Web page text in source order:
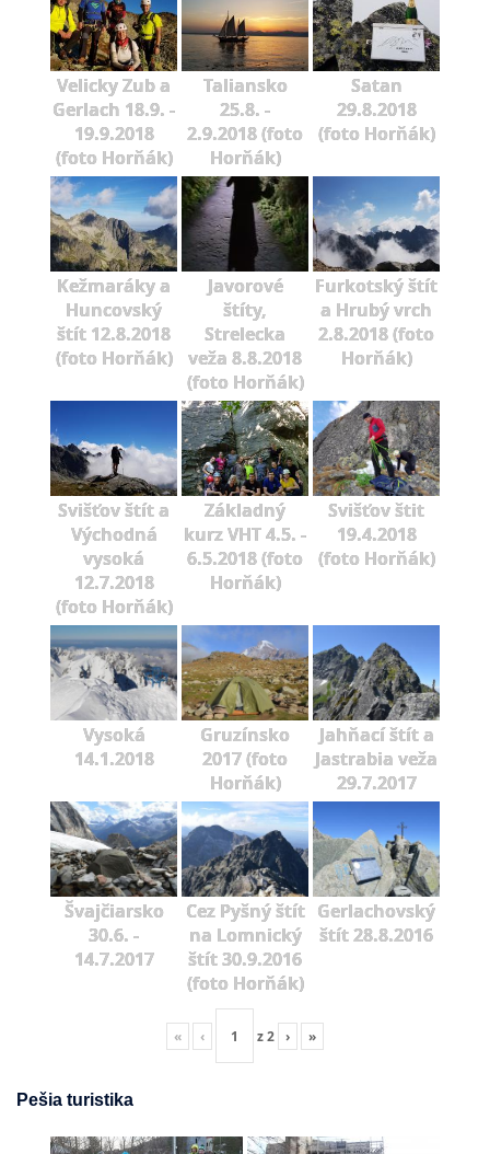
Velicky Zub a
Gerlach 18.9. -
19.9.2018
(foto Horňák)
Taliansko
25.8. -
2.9.2018 (foto
Horňák)
Satan
29.8.2018
(foto Horňák)
Kežmaráky a
Huncovský
štít 12.8.2018
(foto Horňák)
Javorové
štíty,
Strelecka
veža 8.8.2018
(foto Horňák)
Furkotský štít
a Hrubý vrch
2.8.2018 (foto
Horňák)
Svišťov štít a
Východná
vysoká
12.7.2018
(foto Horňák)
Základný
kurz VHT 4.5. -
6.5.2018 (foto
Horňák)
Svišťov štit
19.4.2018
(foto Horňák)
Vysoká
14.1.2018
Gruzínsko
2017 (foto
Horňák)
Jahňací štít a
Jastrabia veža
29.7.2017
Švajčiarsko
30.6. -
14.7.2017
Cez Pyšný štít
na Lomnický
štít 30.9.2016
(foto Horňák)
Gerlachovský
štít 28.8.2016
« ‹ z2 › »
Pešia turistika